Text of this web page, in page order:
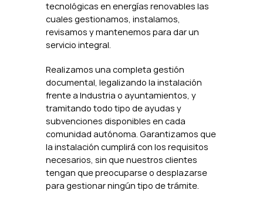
tecnológicas en energías renovables las
cuales gestionamos, instalamos,
revisamos y mantenemos para dar un
servicio integral.
Realizamos una completa gestión
documental, legalizando la instalación
frente a Industria o ayuntamientos, y
tramitando todo tipo de ayudas y
subvenciones disponibles en cada
comunidad autónoma. Garantizamos que
la instalación cumplirá con los requisitos
necesarios, sin que nuestros clientes
tengan que preocuparse o desplazarse
para gestionar ningún tipo de trámite.